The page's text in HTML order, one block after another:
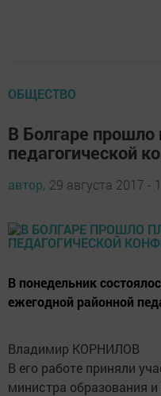
ОБЩЕСТВО
В Болгаре прошло
педагогической
автор, 29 августа 2017 -
В понедельник
ежегодной районной
Владимир КОРНИЛОВ
В его работе приняли
министра образования